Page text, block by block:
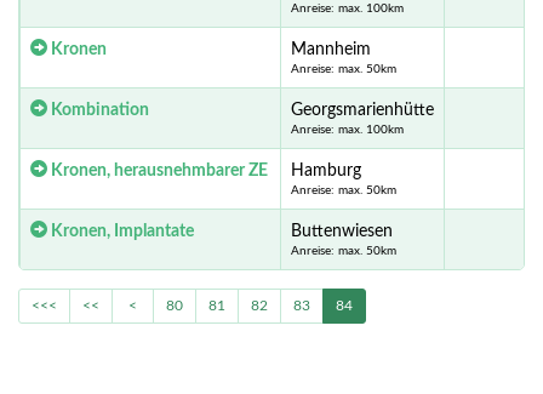
Anreise: max. 100km
Kronen Mannheim
Anreise: max. 50km
Kombination Georgsmarienhütte
Anreise: max. 100km
Kronen, herausnehmbarer ZE Hamburg
Anreise: max. 50km
Kronen, Implantate Buttenwiesen
Anreise: max. 50km
<<< << < 80 81 82 83 84